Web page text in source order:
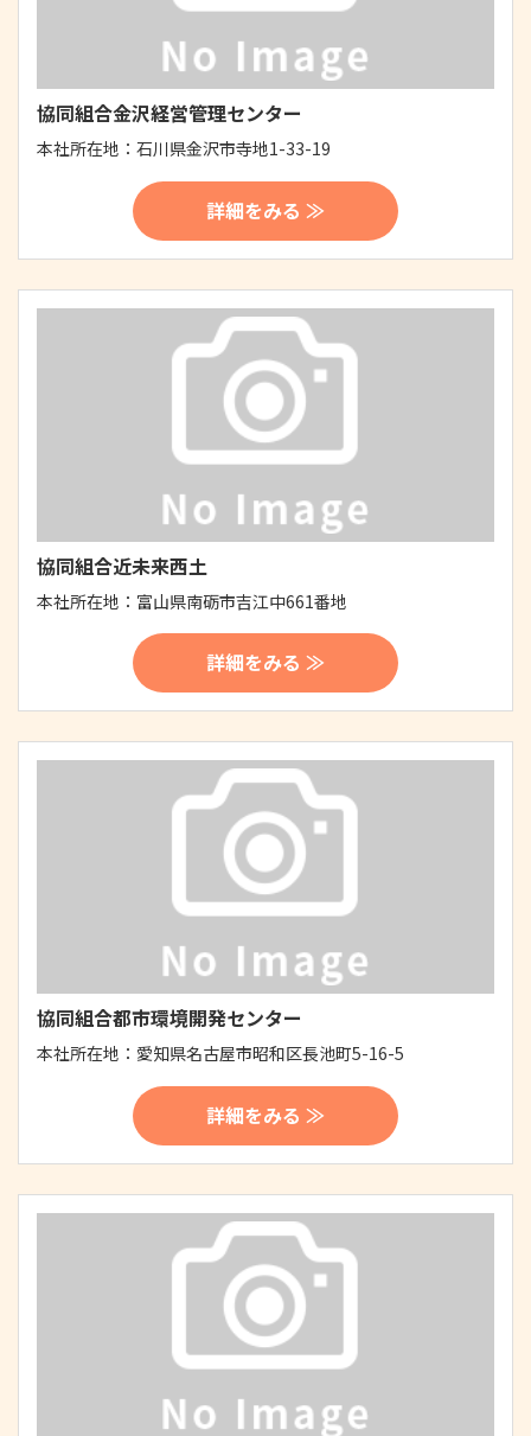
協同組合金沢経営管理センター
本社所在地： 石川県金沢市寺地1-33-19
詳細をみる ≫
協同組合近未来西土
本社所在地： 富山県南砺市吉江中661番地
詳細をみる ≫
協同組合都市環境開発センター
本社所在地： 愛知県名古屋市昭和区長池町5-16-5
詳細をみる ≫